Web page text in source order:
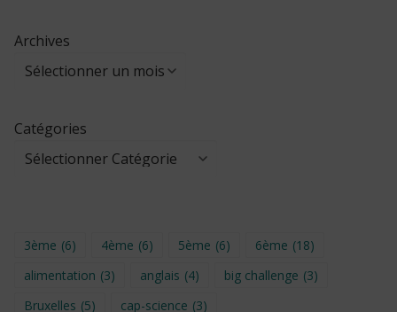
Archives
Catégories
3ème (6) 4ème (6) 5ème (6) 6ème (18)
alimentation (3) anglais (4) big challenge (3)
Bruxelles (5) cap-science (3)